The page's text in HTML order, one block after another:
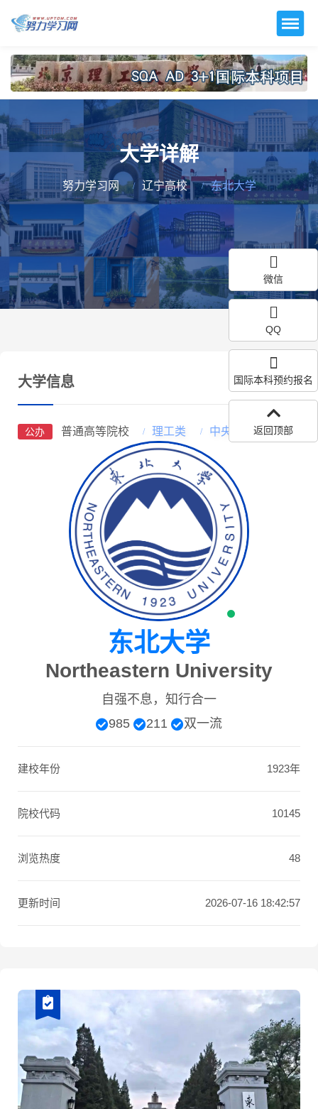
大学详解
努力学习网 辽宁高校 东北大学
大学信息
公办 普通高等院校 理工类 中央部属高校
东北大学
Northeastern University
自强不息，知行合一
985
211 双一流
建校年份 1923年
院校代码 10145
浏览热度 48
更新时间 2026-07-16 18:42:57
微信
QQ
国际本科预约报名
返回顶部